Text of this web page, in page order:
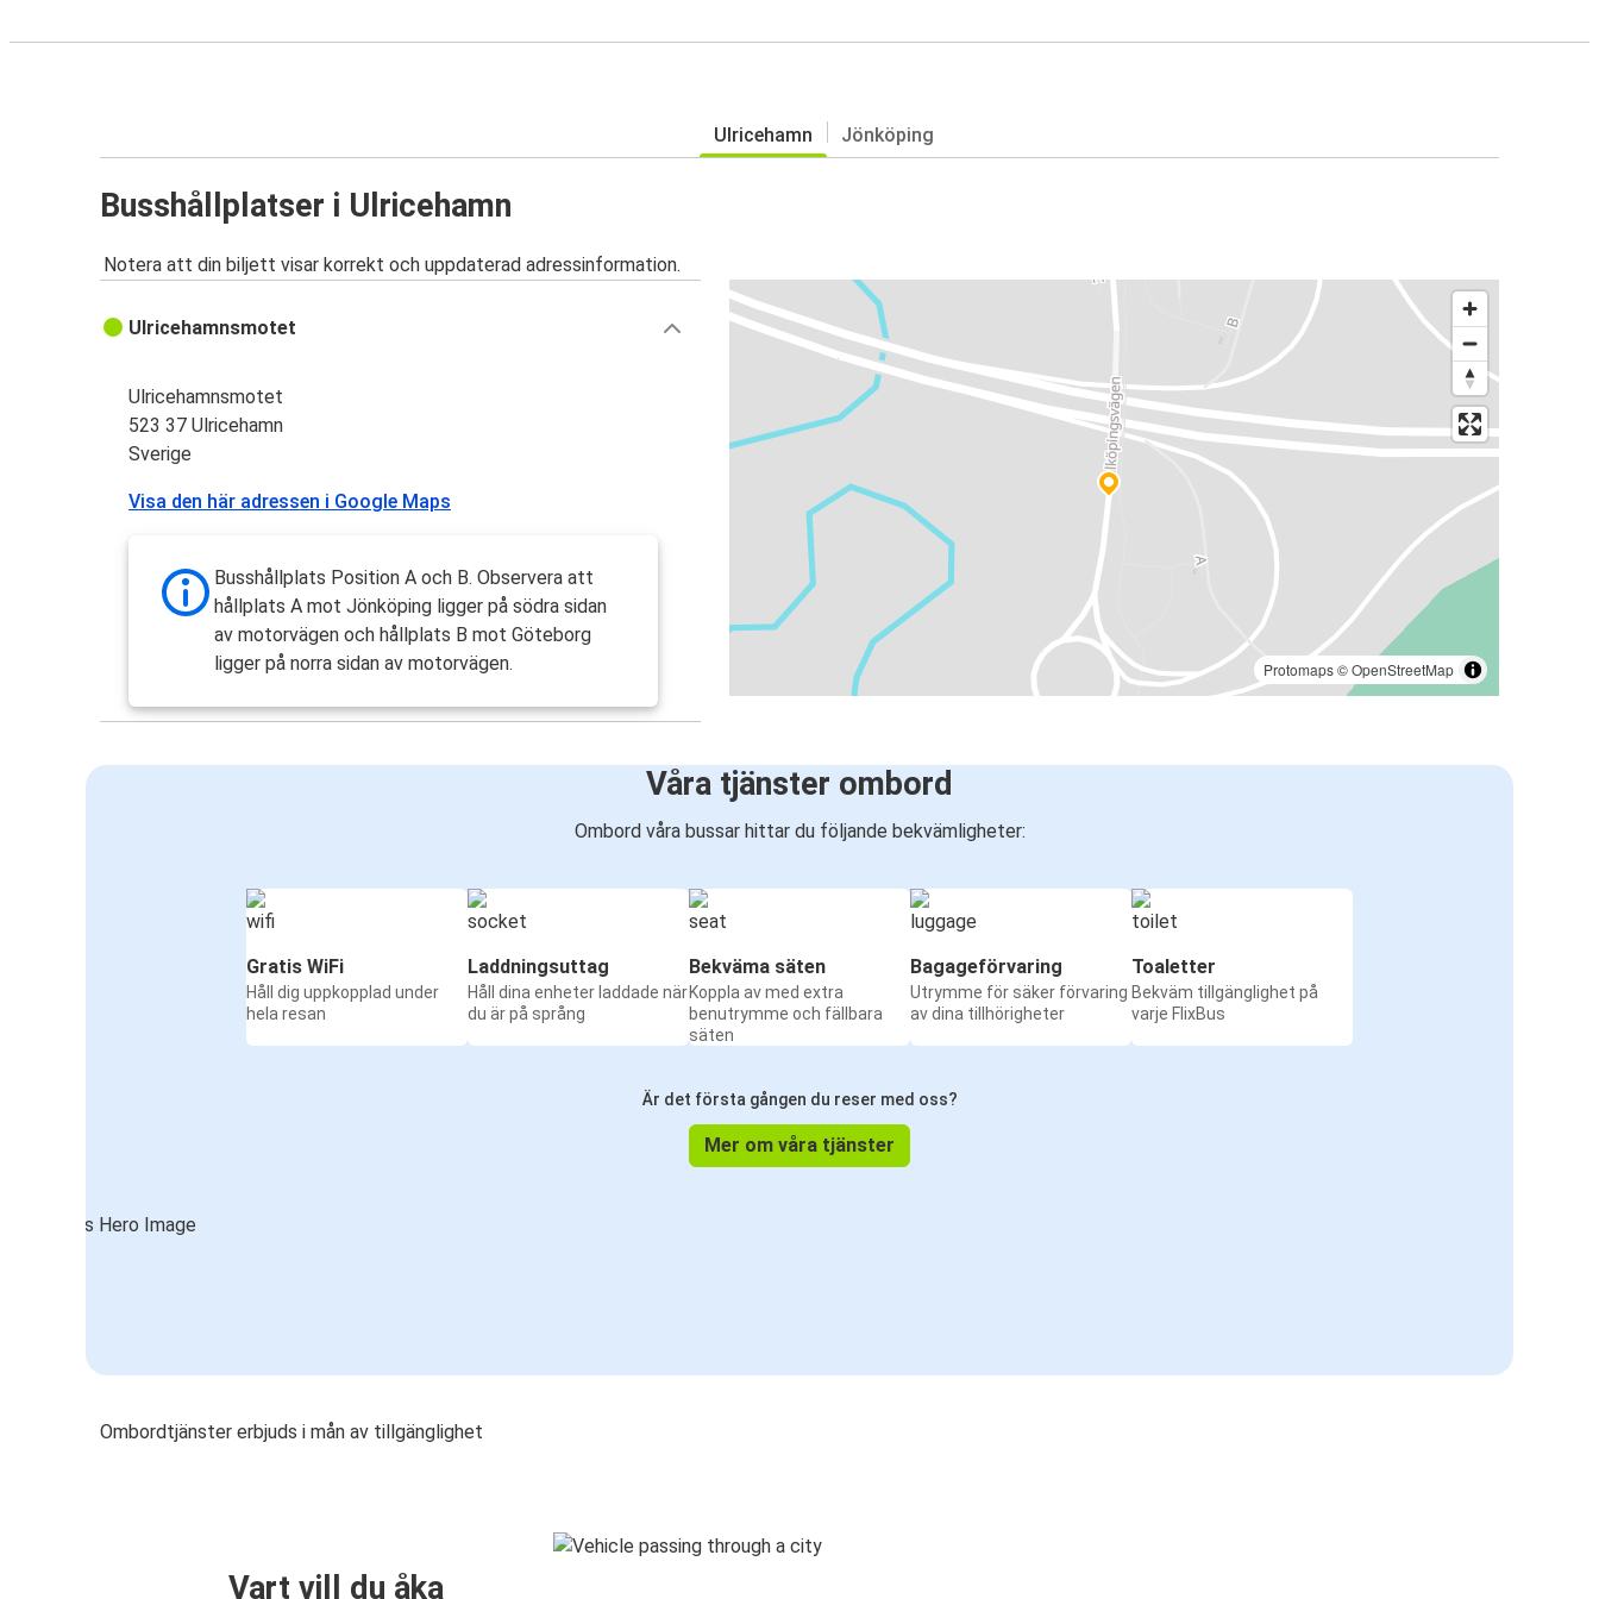
Ulricehamn Jönköping
Busshållplatser i Ulricehamn
Notera att din biljett visar korrekt och uppdaterad adressinformation.
Protomaps©OpenStreetMap
Ulricehamnsmotet
Ulricehamnsmotet
523 37 Ulricehamn
Sverige
Visa den här adressen i Google Maps
Busshållplats Position A och B. Observera att
hållplats A mot Jönköping ligger på södra sidan
av motorvägen och hållplats B mot Göteborg
ligger på norra sidan av motorvägen.
Våra tjänster ombord
Ombord våra bussar hittar du följande bekvämligheter:
Gratis WiFi
Håll dig uppkopplad under
hela resan
Laddningsuttag
Håll dina enheter laddade när
du är på språng
Bekväma säten
Koppla av med extra
benutrymme och fällbara
säten
Bagageförvaring
Utrymme för säker förvaring
av dina tillhörigheter
Toaletter
Bekväm tillgänglighet på
varje FlixBus
Är det första gången du reser med oss?
Mer om våra tjänster
Ombordtjänster erbjuds i mån av tillgänglighet
Vart vill du åka